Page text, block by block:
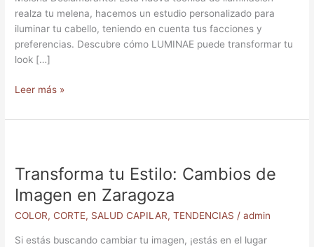
realza tu melena, hacemos un estudio personalizado para
iluminar tu cabello, teniendo en cuenta tus facciones y
preferencias. Descubre cómo LUMINAE puede transformar tu
look […]
Leer más »
Transforma tu Estilo: Cambios de
Imagen en Zaragoza​
COLOR,CORTE, SALUD CAPILAR,TENDENCIAS /admin
Si estás buscando cambiar tu imagen, ¡estás en el lugar
Estilo:
Cambios
de
Imagen